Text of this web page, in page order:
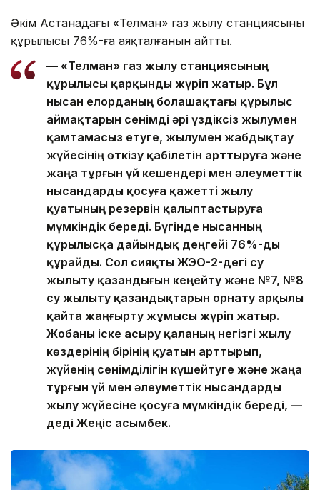
Әкім Астанадағы «Телман» газ жылу станциясының
құрылысы 76%-ға аяқталғанын айтты.
— «Телман» газ жылу станциясының
құрылысы қарқынды жүріп жатыр. Бұл
нысан елорданың болашақтағы құрылыс
аймақтарын сенімді әрі үздіксіз жылумен
қамтамасыз етуге, жылумен жабдықтау
жүйесінің өткізу қабілетін арттыруға және
жаңа тұрғын үй кешендері мен әлеуметтік
нысандарды қосуға қажетті жылу
қуатының резервін қалыптастыруға
мүмкіндік береді. Бүгінде нысанның
құрылысқа дайындық деңгейі 76%-ды
құрайды. Сол сияқты ЖЭО-2-дегі су
жылыту қазандығын кеңейту және №7, №8
су жылыту қазандықтарын орнату арқылы
қайта жаңғырту жұмысы жүріп жатыр.
Жобаны іске асыру қаланың негізгі жылу
көздерінің бірінің қуатын арттырып,
жүйенің сенімділігін күшейтуге және жаңа
тұрғын үй мен әлеуметтік нысандарды
жылу жүйесіне қосуға мүмкіндік береді, —
деді Жеңіс Қасымбек.